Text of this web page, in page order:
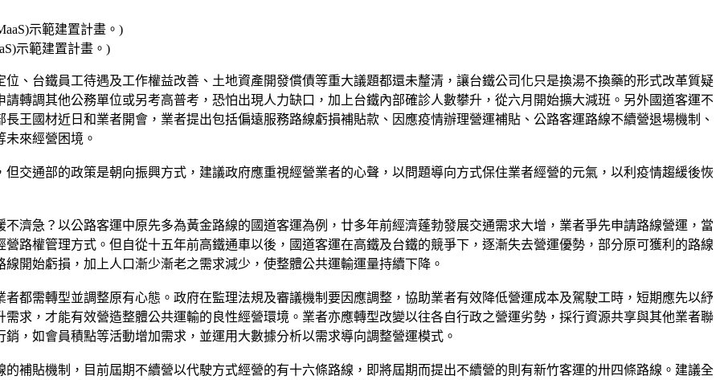
示範建置計畫。)
、台鐵員工待遇及工作權益改善、土地資產開發償債等重大議題都還未釐清，讓台鐵公司化只是換湯不換藥的形式改革質疑
轉調其他公務單位或另考高普考，恐怕出現人力缺口，加上台鐵內部確診人數攀升，從六月開始擴大減班。另外國道客運不
王國材近日和業者開會，業者提出包括偏遠服務路線虧損補貼款、因應疫情辦理營運補貼、公路客運路線不續營退場機制、
來經營困境。
交通部的政策是朝向振興方式，建議政府應重視經營業者的心聲，以問題導向方式保住業者經營的元氣，以利疫情趨緩後恢
濟急？以公路客運中原先多為黃金路線的國道客運為例，廿多年前經濟蓬勃發展交通需求大增，業者爭先申請路線營運，當
路權管理方式。但自從十五年前高鐵通車以後，國道客運在高鐵及台鐵的競爭下，逐漸失去營運優勢，部分原可獲利的路線
開始虧損，加上人口漸少漸老之需求減少，使整體公共運輸運量持續下降。
都需轉型並調整原有心態。政府在監理法規及審議機制要因應調整，協助業者有效降低營運成本及駕駛工時，短期應先以紓
求，才能有效營造整體公共運輸的良性經營環境。業者亦應轉型改變以往各自行政之營運劣勢，採行資源共享與其他業者聯
，如會員積點等活動增加需求，並運用大數據分析以需求導向調整營運模式。
補貼機制，目前屆期不續營以代駛方式經營的有十六條路線，即將屆期而提出不續營的則有新竹客運的卅四條路線。建議全